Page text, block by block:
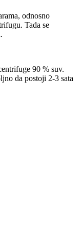
odnosno
Tada se
90 % suv.
da postoji 2-3 sata